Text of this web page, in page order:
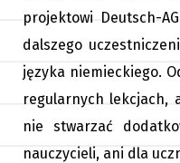
projektowi Deutsch-
dalszego
języka niemieckiego.
regularnych lekcjach,
nie stwarzać
nauczycieli, ani dla